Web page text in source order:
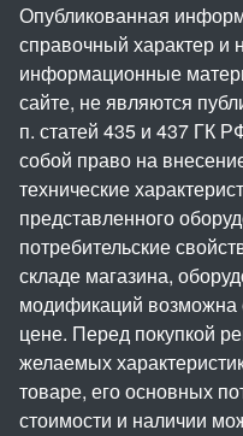
Опубликованная
справочный характер и
информационные
сайте, не являются
п. статей 435 и 437 ГК
собой право на
технические
представленного
потребительские
складе магазина,
модификаций возможна
цене. Перед покупкой
желаемых
товаре, его основных
стоимости и наличии